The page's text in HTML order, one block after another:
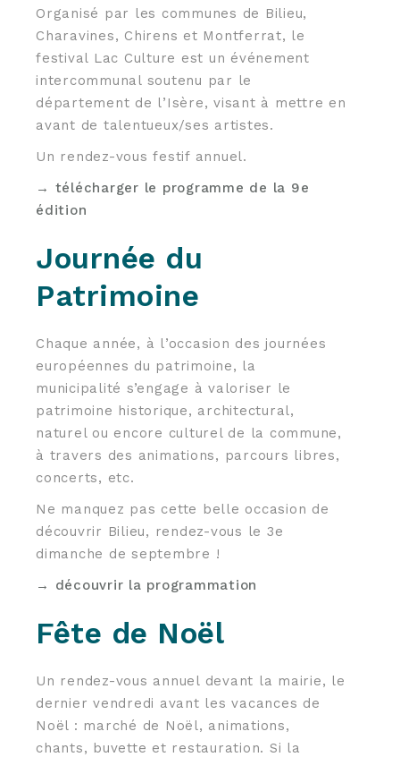
Organisé par les communes de Bilieu,
Charavines, Chirens et Montferrat, le
festival Lac Culture est un événement
intercommunal soutenu par le
département de l’Isère, visant à mettre en
avant de talentueux/ses artistes.
Un rendez-vous festif annuel.
→ télécharger le programme de la 9e
édition
Journée du
Patrimoine
Chaque année, à l’occasion des journées
européennes du patrimoine, la
municipalité s’engage à valoriser le
patrimoine historique, architectural,
naturel ou encore culturel de la commune,
à travers des animations, parcours libres,
concerts, etc.
Ne manquez pas cette belle occasion de
découvrir Bilieu, rendez-vous le 3e
dimanche de septembre !
→ découvrir la programmation
Fête de Noël
Un rendez-vous annuel devant la mairie, le
dernier vendredi avant les vacances de
Noël : marché de Noël, animations,
chants, buvette et restauration. Si la